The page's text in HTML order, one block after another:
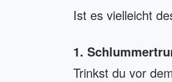
Ist es vielleicht
1.
Trinkst du vor